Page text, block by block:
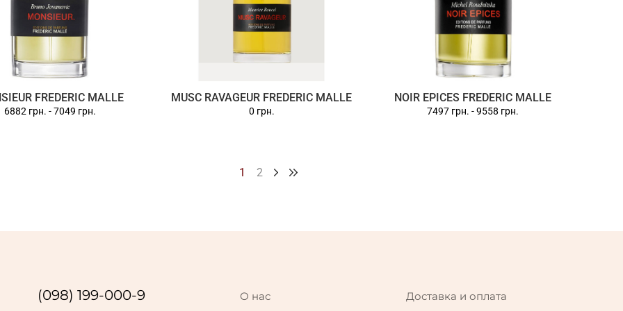
FREDERIC MALLE
6882 грн. -7049 грн.
MUSC RAVAGEUR FREDERIC MALLE
0 грн.
NOIR EPICES FREDERIC MALLE
7497 грн. -9558 грн.
1 2
(098) 199-000-9 О нас Доставка и оплата